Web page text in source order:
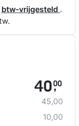
btw-vrijgesteld .
40,
00
45,00
10,00